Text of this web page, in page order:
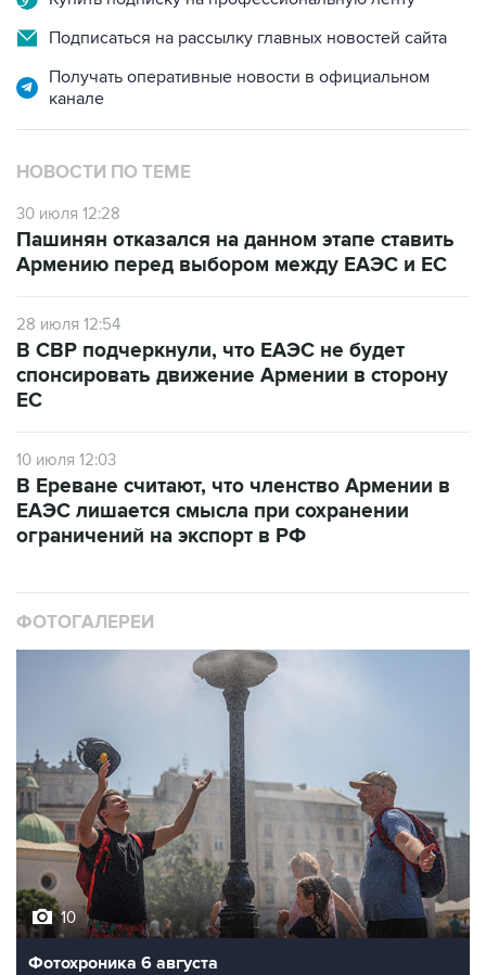
Подписаться на рассылку главных новостей сайта
Получать оперативные новости в официальном
канале
НОВОСТИ ПО ТЕМЕ
30 июля 12:28
Пашинян отказался на данном этапе ставить
Армению перед выбором между ЕАЭС и ЕС
28 июля 12:54
В СВР подчеркнули, что ЕАЭС не будет
спонсировать движение Армении в сторону
ЕС
10 июля 12:03
В Ереване считают, что членство Армении в
ЕАЭС лишается смысла при сохранении
ограничений на экспорт в РФ
ФОТОГАЛЕРЕИ
10
Фотохроника 6 августа